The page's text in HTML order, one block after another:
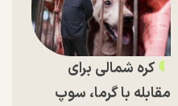
کره شمالی برای
مقابله با گرما، سوپ